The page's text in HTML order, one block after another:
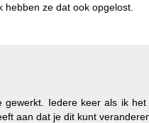
hebben ze dat ook opgelost.
gewerkt. Iedere keer als ik
aan dat je dit kunt